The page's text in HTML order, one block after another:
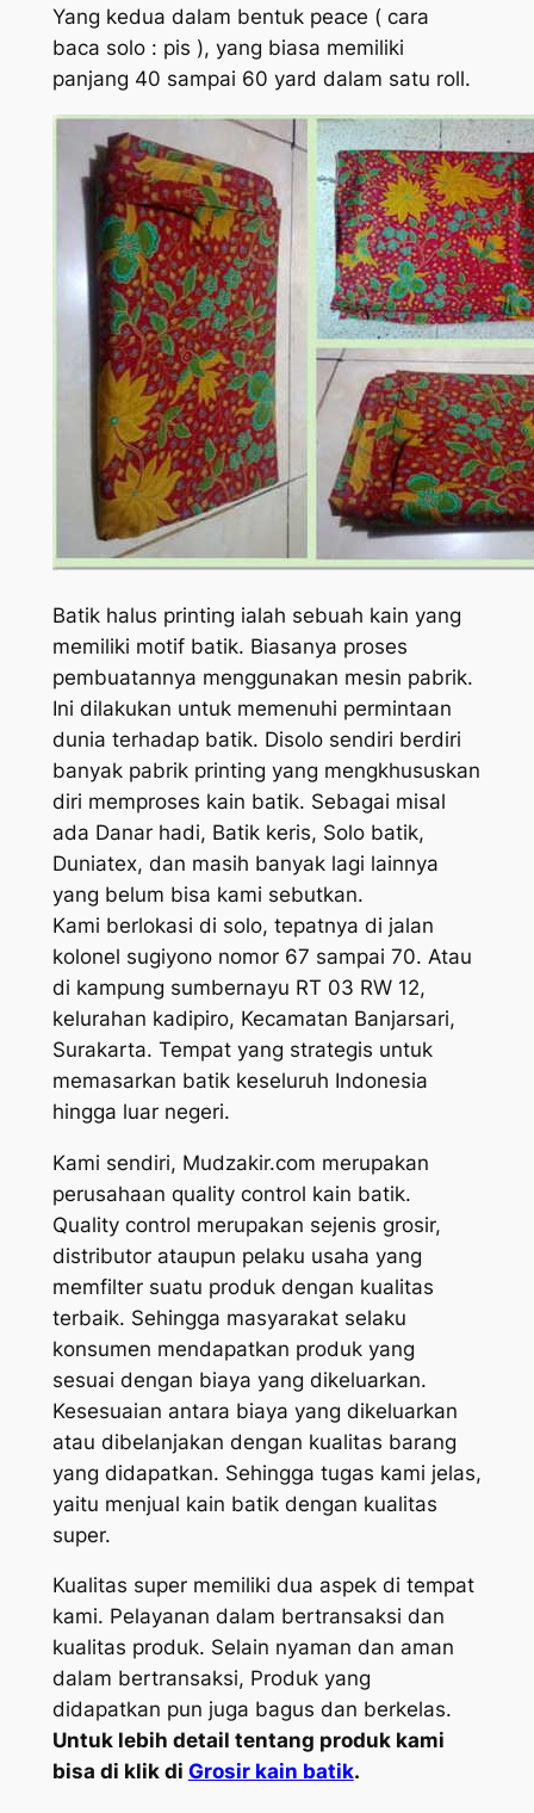
Yang kedua dalam bentuk peace ( cara
baca solo : pis ), yang biasa memiliki
panjang 40 sampai 60 yard dalam satu roll.
Batik halus printing ialah sebuah kain yang
memiliki motif batik. Biasanya proses
pembuatannya menggunakan mesin pabrik.
Ini dilakukan untuk memenuhi permintaan
dunia terhadap batik. Disolo sendiri berdiri
banyak pabrik printing yang mengkhususkan
diri memproses kain batik. Sebagai misal
ada Danar hadi, Batik keris, Solo batik,
Duniatex, dan masih banyak lagi lainnya
yang belum bisa kami sebutkan.
Kami berlokasi di solo, tepatnya di jalan
kolonel sugiyono nomor 67 sampai 70. Atau
di kampung sumbernayu RT 03 RW 12,
kelurahan kadipiro, Kecamatan Banjarsari,
Surakarta. Tempat yang strategis untuk
memasarkan batik keseluruh Indonesia
hingga luar negeri.
Kami sendiri, Mudzakir.com merupakan
perusahaan quality control kain batik.
Quality control merupakan sejenis grosir,
distributor ataupun pelaku usaha yang
memfilter suatu produk dengan kualitas
terbaik. Sehingga masyarakat selaku
konsumen mendapatkan produk yang
sesuai dengan biaya yang dikeluarkan.
Kesesuaian antara biaya yang dikeluarkan
atau dibelanjakan dengan kualitas barang
yang didapatkan. Sehingga tugas kami jelas,
yaitu menjual kain batik dengan kualitas
super.
Kualitas super memiliki dua aspek di tempat
kami. Pelayanan dalam bertransaksi dan
kualitas produk. Selain nyaman dan aman
dalam bertransaksi, Produk yang
didapatkan pun juga bagus dan berkelas.
Untuk lebih detail tentang produk kami
bisa di klik di Grosir kain batik.